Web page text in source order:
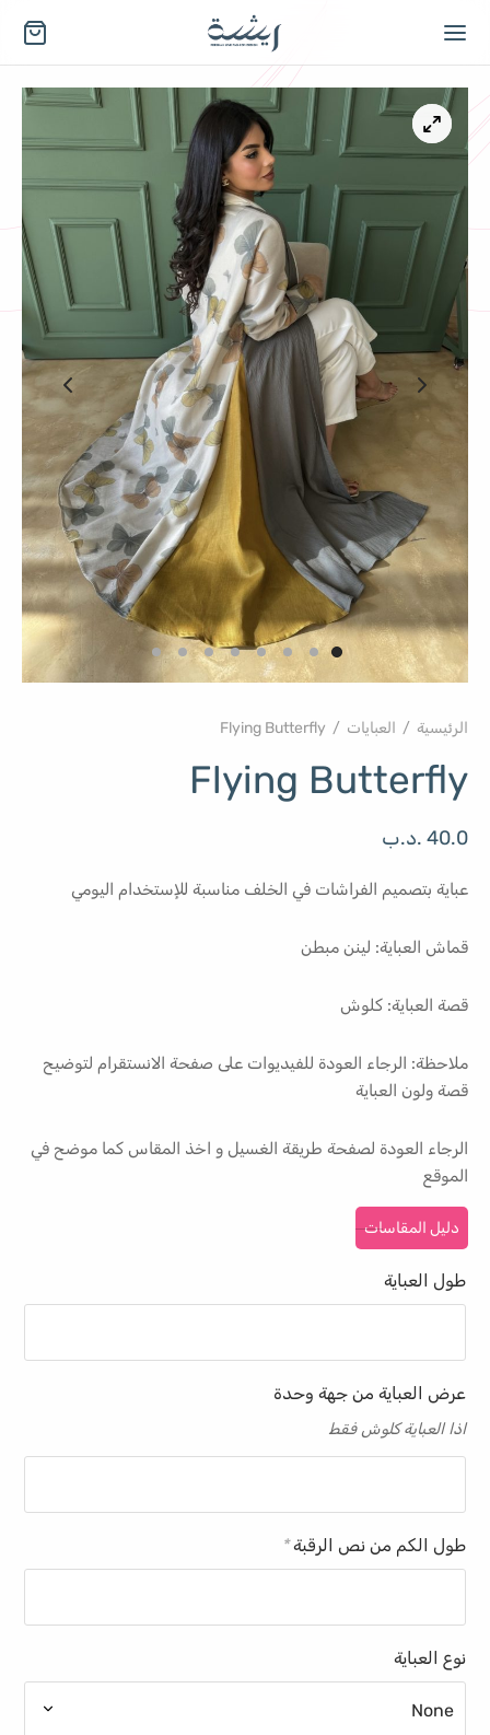
الرئيسية / العبايات /
Flying Butterfly
40.0 .د.ب
عباية بتصميم الفراشات في الخلف مناسبة للإستخدام اليومي
قماش العباية: لينن مبطن
قصة العباية: كلوش
ملاحظة: الرجاء العودة للفيديوات على صفحة الانستقرام لتوضيح
قصة ولون العباية
الرجاء العودة لصفحة طريقة الغسيل و اخذ المقاس كما موضح في
الموقع
دليل المقاسات
طول العباية
عرض العباية من جهة وحدة
اذا العباية كلوش فقط
طول الكم من نص الرقبة*
نوع العباية